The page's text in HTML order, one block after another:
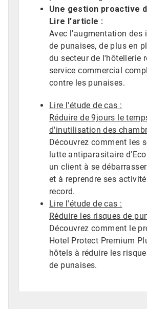
Une gestion proactive
Lire l'article :
Avec l'augmentation des
de punaises, de plus en
du secteur de l'hôtellerie
service commercial
contre les punaises.
Lire l'étude de cas :
Réduire de 9jours le
d'inutilisation des
Découvrez comment les
lutte antiparasitaire
un client à se
et à reprendre ses
record.
Lire l'étude de cas :
Réduire les risques de
Découvrez comment le
Hotel Protect Premium
hôtels à réduire les
de punaises.